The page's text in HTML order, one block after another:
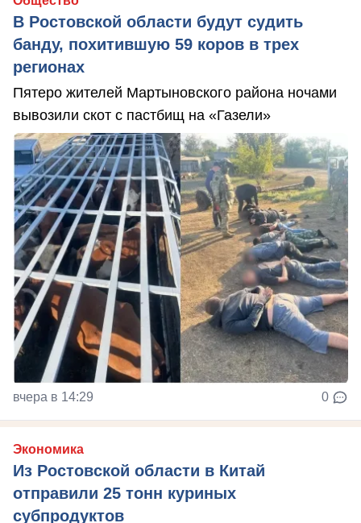
В Ростовской области будут судить
банду, похитившую 59 коров в трех
регионах
Пятеро жителей Мартыновского района ночами
вывозили скот с пастбищ на «Газели»
вчера в 14:29 0
Экономика
Из Ростовской области в Китай
отправили 25 тонн куриных
субпродуктов